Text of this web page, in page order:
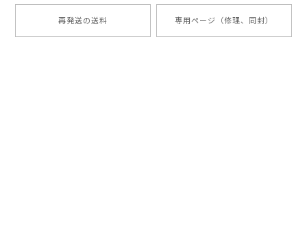
再発送の送料 専用ページ（修理、同封）